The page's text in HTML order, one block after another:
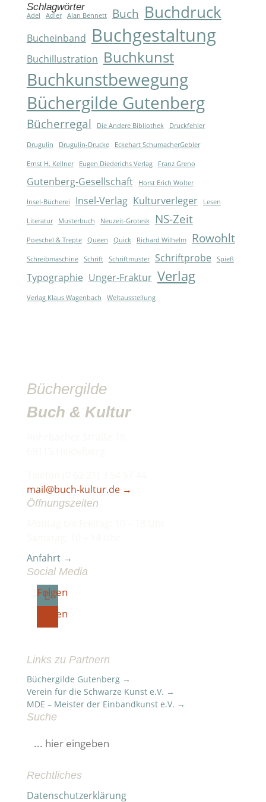
Schlagwörter
Adel Adler Alan Bennett Buch Buchdruck
Bucheinband Buchgestaltung
Buchillustration Buchkunst
Buchkunstbewegung
Büchergilde Gutenberg
Bücherregal Die Andere Bibliothek Druckfehler
Drugulin Drugulin-Drucke Eckehart SchumacherGebler
Ernst H. Kellner Eugen Diederichs Verlag Franz Greno
Gutenberg-Gesellschaft Horst Erich Wolter
Insel-Bücherei Insel-Verlag Kulturverleger Lesen
Literatur Musterbuch Neuzeit-Grotesk NS-Zeit
Poeschel & Trepte Queen Quick Richard Wilhelm Rowohlt
Schreibmaschine Schrift Schriftmuster Schriftprobe Spieß
Typographie Unger-Fraktur Verlag
Verlag Klaus Wagenbach Weltausstellung
Büchergilde
Buch & Kultur
mail@buch-kultur.de→
Öffnungszeiten
Anfahrt →
Social Media
Folgen
Folgen
Links zu Partnern
Büchergilde Gutenberg →
Verein für die Schwarze Kunst e.V. →
MDE – Meister der Einbandkunst e.V. →
Suche
Suchen
Rechtliches
Datenschutzerklärung